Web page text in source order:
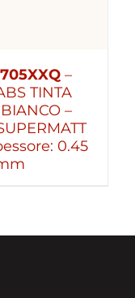
–
TINTA
–
0.45